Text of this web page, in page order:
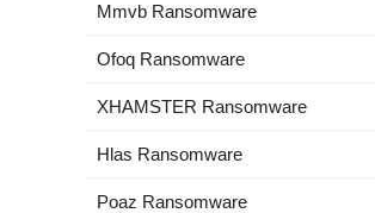
Mmvb Ransomware
Ofoq Ransomware
XHAMSTER Ransomware
Hlas Ransomware
Poaz Ransomware